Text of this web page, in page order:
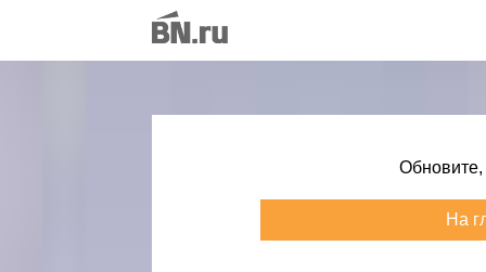
Обновите,
На